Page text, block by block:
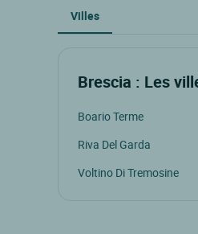
Villes
Brescia : Les
Boario Terme
Riva Del Garda
Voltino Di Tremosine